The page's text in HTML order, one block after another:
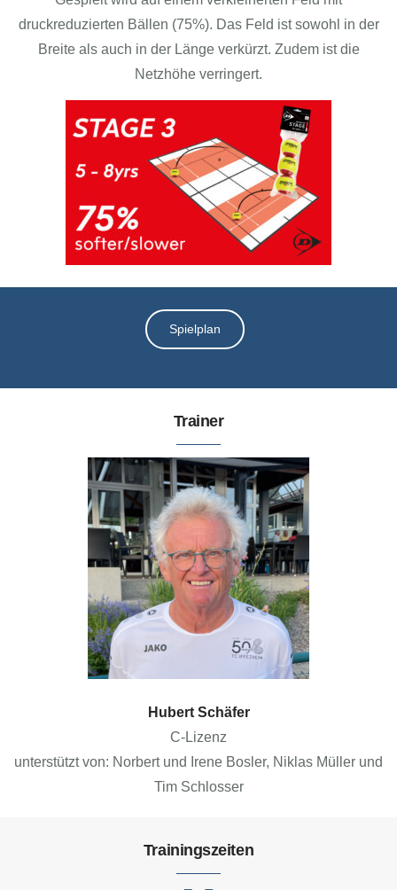
Vereinsshop
druckreduzierten Bällen (75%). Das Feld ist sowohl in der
Breite als auch in der Länge verkürzt. Zudem ist die
Netzhöhe verringert.
Spielplan
Trainer
Hubert Schäfer
C-Lizenz
unterstützt von: Norbert und Irene Bosler, Niklas Müller und
Tim Schlosser
Trainingszeiten